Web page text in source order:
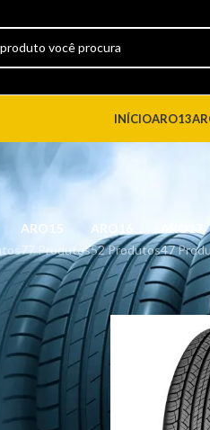
INÍCIOARO13
ARO15
77 Produtos
ARO16
52 Produtos47
Início Produtos